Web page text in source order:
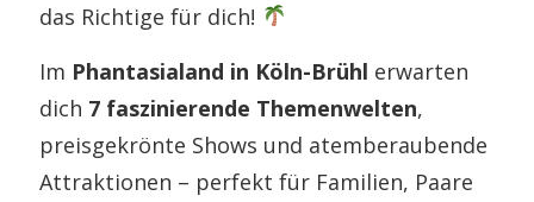
das Richtige für dich!
Im Phantasialand in Köln-Brühl erwarten
dich 7 faszinierende Themenwelten,
preisgekrönte Shows und atemberaubende
Attraktionen – perfekt für Familien, Paare